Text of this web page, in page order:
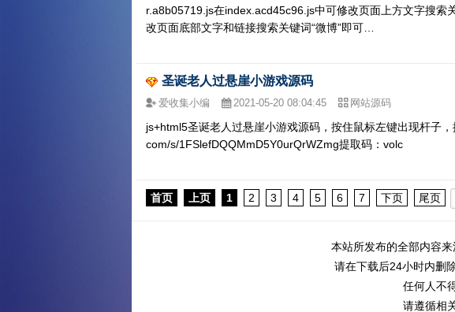
r.a8b05719.js在index.acd45c96.js中可修改页面上方文字搜索
改页面底部文字和链接搜索关键词“微博”即可…
圣诞老人过悬崖小游戏源码
爱收集小编 2021-05-20 08:04:45 网站源码
js+html5圣诞老人过悬崖小游戏源码，按住鼠标左键出现杆子
com/s/1FSlefDQQMmD5Y0urQrWZmg提取码：volc
首页 上页 1 2 3 4 5 6 7 下页 尾页
本站所发布的全部内容
请在下载后24小时内删
任何人不
请遵循相